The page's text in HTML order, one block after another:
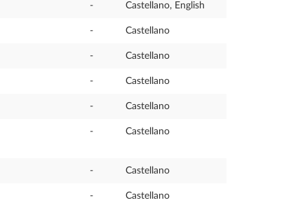
- Castellano, English
- Castellano
- Castellano
- Castellano
- Castellano
- Castellano
- Castellano
- Castellano